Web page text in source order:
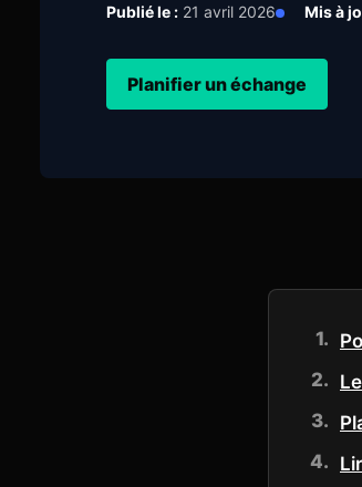
Publié le : 21 avril 2026 Mis à
Planifier un échange